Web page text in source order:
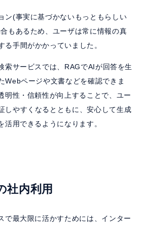
ン(事実に基づかないもっともらしい
もあるため、ユーザは常に情報の真
る手間がかかっていました。
索サービスでは、RAGでAIが回答を生
Webページや文書などを確認できま
明性・信頼性が向上することで、ユー
しやすくなるとともに、安心して生成
活用できるようになります。
社内利用
で最大限に活かすためには、インター